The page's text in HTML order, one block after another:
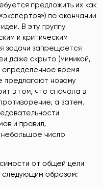
предложить их как
по окончании
В эту группу
и критическим
задачи запрещается
даже скрыто (мимикой,
определенное время
предлагают новому
в том, что сначала в
а затем,
и правил,
число
от общей цели
следующим образом: